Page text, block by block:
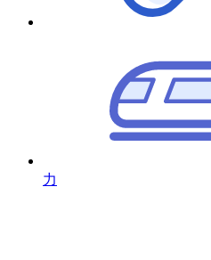
力